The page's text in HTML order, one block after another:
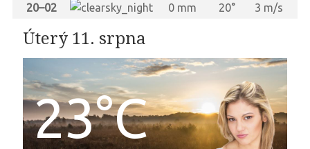
20–02
0 mm 20° 3 m/s
Úterý 11. srpna
23°C